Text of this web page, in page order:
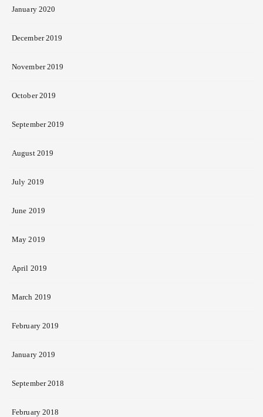
January 2020
December 2019
November 2019
October 2019
September 2019
August 2019
July 2019
June 2019
May 2019
April 2019
March 2019
February 2019
January 2019
September 2018
February 2018